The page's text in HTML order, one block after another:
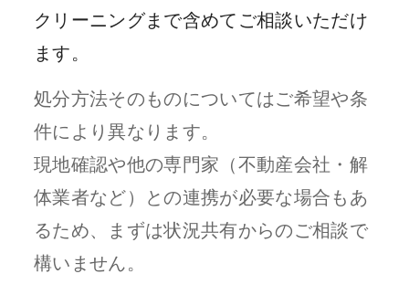
クリーニングまで含めてご相談いただけ
ます。
処分方法そのものについてはご希望や条
件により異なります。
現地確認や他の専門家（不動産会社・解
体業者など）との連携が必要な場合もあ
るため、まずは状況共有からのご相談で
構いません。